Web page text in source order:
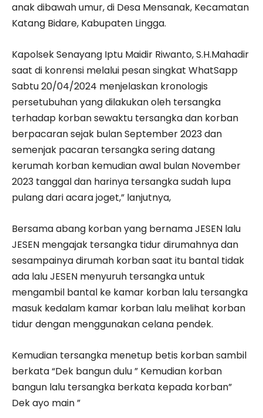
anak dibawah umur, di Desa Mensanak, Kecamatan
Katang Bidare, Kabupaten Lingga.
Kapolsek Senayang Iptu Maidir Riwanto, S.H.Mahadir
saat di konrensi melalui pesan singkat WhatSapp
Sabtu 20/04/2024 menjelaskan kronologis
persetubuhan yang dilakukan oleh tersangka
terhadap korban sewaktu tersangka dan korban
berpacaran sejak bulan September 2023 dan
semenjak pacaran tersangka sering datang
kerumah korban kemudian awal bulan November
2023 tanggal dan harinya tersangka sudah lupa
pulang dari acara joget,” lanjutnya,
Bersama abang korban yang bernama JESEN lalu
JESEN mengajak tersangka tidur dirumahnya dan
sesampainya dirumah korban saat itu bantal tidak
ada lalu JESEN menyuruh tersangka untuk
mengambil bantal ke kamar korban lalu tersangka
masuk kedalam kamar korban lalu melihat korban
tidur dengan menggunakan celana pendek.
Kemudian tersangka menetup betis korban sambil
berkata “Dek bangun dulu ” Kemudian korban
bangun lalu tersangka berkata kepada korban”
Dek ayo main ”